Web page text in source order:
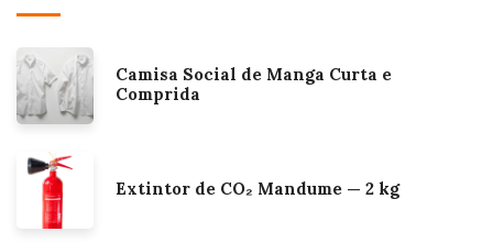
Camisa Social de Manga Curta e
Comprida
Extintor de CO₂ Mandume — 2 kg